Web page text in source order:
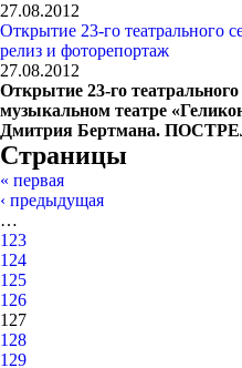
27.08.2012
Открытие 23-го театрального
релиз и фоторепортаж
27.08.2012
Открытие 23-го
музыкальном театре
Дмитрия Бертмана.
Страницы
« первая
‹ предыдущая
…
123
124
125
126
127
128
129